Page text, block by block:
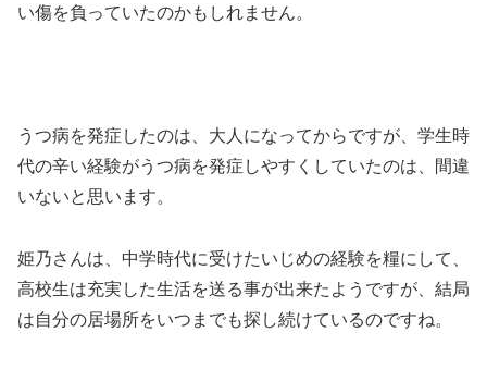
い傷を負っていたのかもしれません。
うつ病を発症したのは、大人になってからですが、学生時
代の辛い経験がうつ病を発症しやすくしていたのは、間違
いないと思います。
姫乃さんは、中学時代に受けたいじめの経験を糧にして、
高校生は充実した生活を送る事が出来たようですが、結局
は自分の居場所をいつまでも探し続けているのですね。